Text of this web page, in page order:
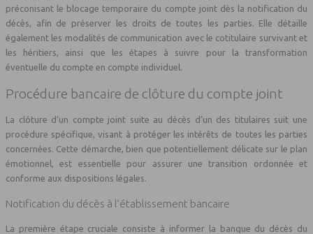
préconisant le blocage temporaire du compte joint dès la notification du
décès, afin de préserver les droits de toutes les parties. Elle détaille
également les modalités de communication avec le cotitulaire survivant et
les héritiers, ainsi que les étapes à suivre pour la transformation
éventuelle du compte en compte individuel.
Procédure bancaire de clôture du compte joint
La clôture d’un compte joint suite au décès d’un des titulaires suit une
procédure spécifique, visant à protéger les intérêts de toutes les parties
concernées. Cette démarche, bien que potentiellement délicate sur le plan
émotionnel, est essentielle pour assurer une transition ordonnée et
conforme aux dispositions légales.
Notification du décès à l’établissement bancaire
La première étape cruciale consiste à informer la banque du décès du